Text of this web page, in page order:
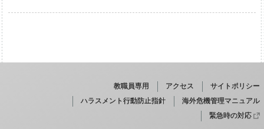
教職員専用 アクセス
サイトポリシー
ハラスメント行動防止指針
海外危機管理マニュアル
緊急時の対応